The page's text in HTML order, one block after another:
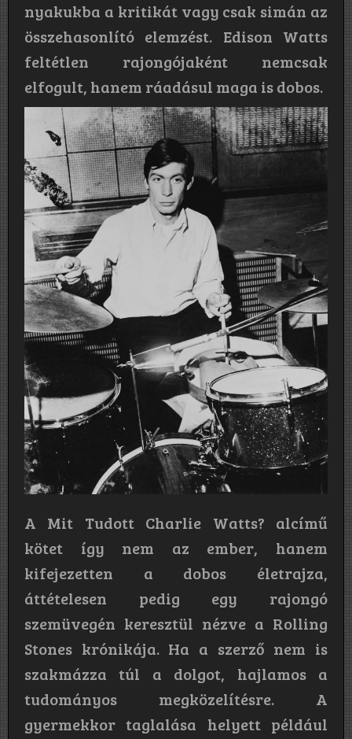
nyakukba a kritikát vagy csak simán az
összehasonlító elemzést. Edison Watts
feltétlen rajongójaként nemcsak
elfogult, hanem ráadásul maga is dobos.
A Mit Tudott Charlie Watts? alcímű
kötet így nem az ember, hanem
kifejezetten a dobos életrajza,
áttételesen pedig egy rajongó
szemüvegén keresztül nézve a Rolling
Stones krónikája. Ha a szerző nem is
szakmázza túl a dolgot, hajlamos a
tudományos megközelítésre. A
gyermekkor taglalása helyett például